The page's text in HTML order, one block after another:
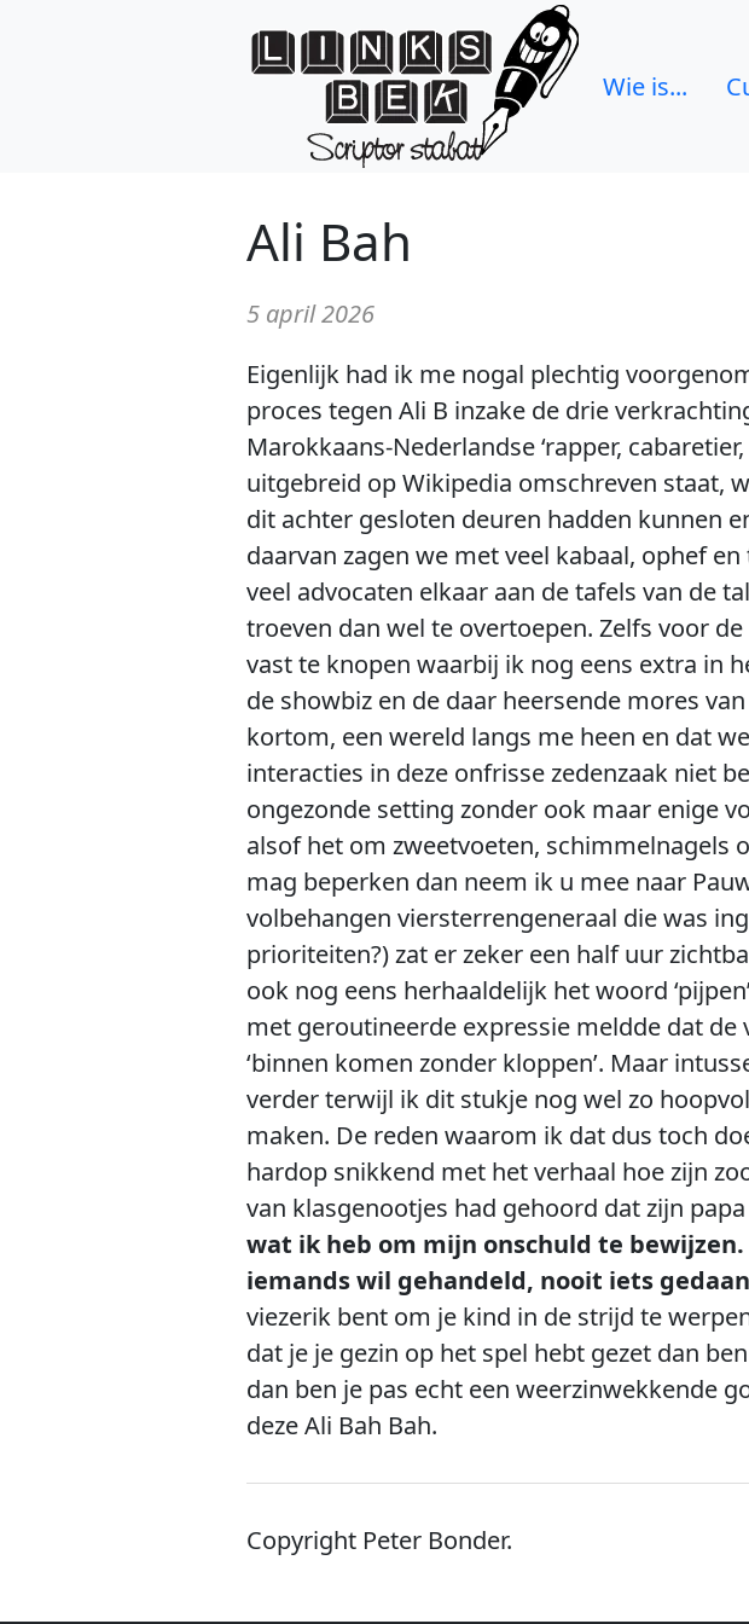
Wie is...
Ali Bah
5 april 2026
Eigenlijk had ik me nogal plechtig
proces tegen Ali B inzake de drie
Marokkaans-Nederlandse ‘rapper,
uitgebreid op Wikipedia omschreven staat,
dit achter gesloten deuren hadden kunnen
daarvan zagen we met veel kabaal, ophef
veel advocaten elkaar aan de tafels van de
troeven dan wel te overtoepen. Zelfs voor
vast te knopen waarbij ik nog eens extra in
de showbiz en de daar heersende mores
kortom, een wereld langs me heen en dat
interacties in deze onfrisse zedenzaak niet
ongezonde setting zonder ook maar enige
alsof het om zweetvoeten, schimmelnagels
mag beperken dan neem ik u mee naar
volbehangen viersterrengeneraal die was
prioriteiten?) zat er zeker een half uur
ook nog eens herhaaldelijk het woord
met geroutineerde expressie meldde dat
‘binnen komen zonder kloppen’. Maar
verder terwijl ik dit stukje nog wel zo
maken. De reden waarom ik dat dus toch
hardop snikkend met het verhaal hoe zijn
van klasgenootjes had gehoord dat zijn
wat ik heb om mijn onschuld te
iemands wil gehandeld, nooit iets
viezerik bent om je kind in de strijd te
dat je je gezin op het spel hebt gezet dan
dan ben je pas echt een weerzinwekkende
deze Ali Bah Bah.
Copyright Peter Bonder.